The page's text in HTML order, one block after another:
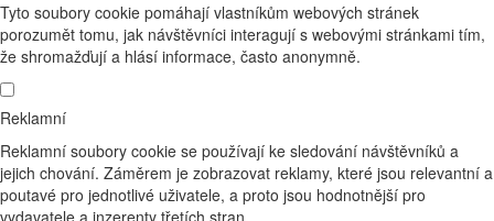
Tyto soubory cookie pomáhají vlastníkům webových stránek
porozumět tomu, jak návštěvníci interagují s webovými stránkami tím,
že shromažďují a hlásí informace, často anonymně.
Reklamní
Reklamní soubory cookie se používají ke sledování návštěvníků a
jejich chování. Záměrem je zobrazovat reklamy, které jsou relevantní a
poutavé pro jednotlivé uživatele, a proto jsou hodnotnější pro